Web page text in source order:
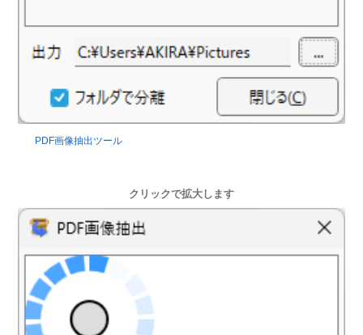
PDF画像抽出ツール
クリックで拡大します